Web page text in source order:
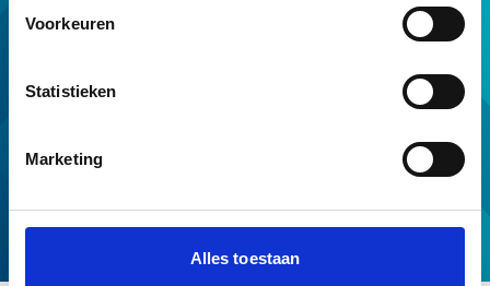
Voorkeuren
Statistieken
Marketing
Alles toestaan
Hypotheek met NHG
Voorwaarden en normen
Over ons